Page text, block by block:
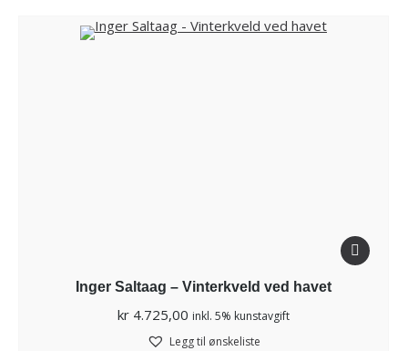
Inger Saltaag – Vinterkveld ved havet
kr 4.725,00 inkl. 5% kunstavgift
Legg til ønskeliste